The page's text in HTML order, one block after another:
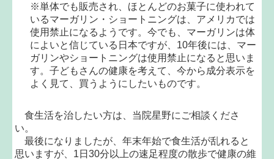
※単体でも販売され、ほとんどのお菓子に使われて
いるマーガリン・ショートニングは、アメリカでは
使用禁止になるようです。今でも、マーガリンは体
によいと信じている日本ですが、10年後には、マー
ガリンやショートニングは使用禁止になると思いま
す。子どもさんの健康を考えて、今から成分表示を
よく見て、買うようにしたいものです。
食生活を治したい方は、当院星野にご相談くださ
い。
最後になりましたが、年末年始で食生活が乱れると
思いますが、1日30分以上の速足程度の散歩で健康の維